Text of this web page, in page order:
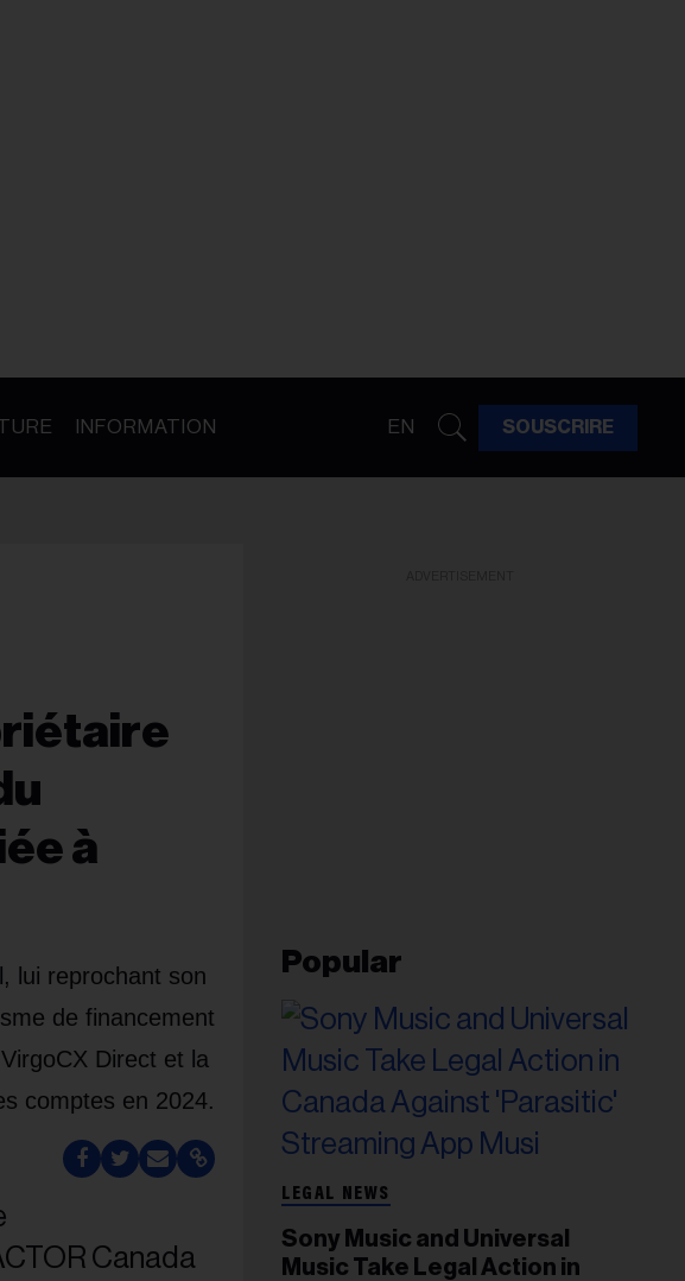
INFORMATION EN SOUSCRIRE
à
lui reprochant son
de financement
Direct et la
comptes en 2024.
Popular
LEGAL NEWS
Sony Music and Universal
Music Take Legal Action in